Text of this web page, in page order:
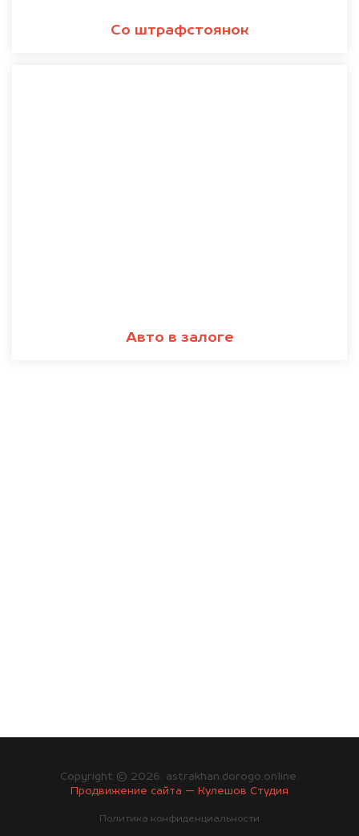
Со штрафстоянок
Авто в залоге
Copyright © 2026. astrakhan.dorogo.online.
Продвижение сайта — Кулешов Студия
Политика конфиденциальности